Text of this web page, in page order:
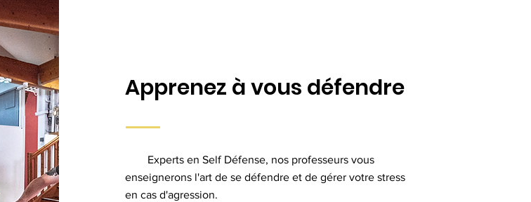
Apprenez à vous défendre
Experts en Self Défense, nos professeurs vous
enseignerons l'art de se défendre et de gérer votre stress
en cas d'agression.